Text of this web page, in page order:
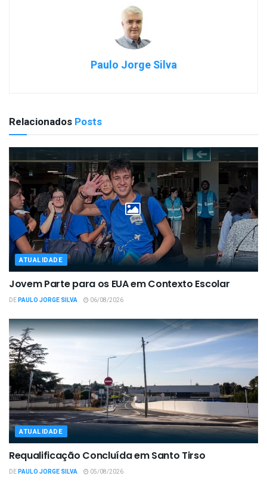
Paulo Jorge Silva
Relacionados Posts
ATUALIDADE
Jovem Parte para os EUA em Contexto Escolar
DEPAULO JORGE SILVA 06/08/2026
ATUALIDADE
Requalificação Concluída em Santo Tirso
DEPAULO JORGE SILVA 05/08/2026